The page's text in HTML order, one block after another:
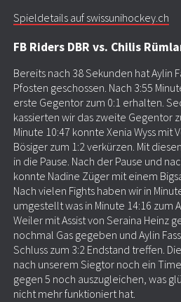
Spieldetails auf swissunihockey.ch
FB Riders DBR vs. Chilis
Bereits nach 38 Sekunden hat Aylin
Pfosten geschossen. Nach 3:55
erste Gegentor zum 0:1 erhalten.
kassierten wir das zweite Gegentor
Minute 10:47 konnte Xenia Wyss mit
Bösiger zum 1:2 verkürzen. Mit
in die Pause. Nach der Pause und
konnte Nadine Züger mit einem
Nach vielen Fights haben wir in
umgestellt was in Minute 14:16 zum
Weiler mit Assist von Seraina Heinz
nochmal Gas gegeben und Aylin
Schluss zum 3:2 Endstand treffen.
nach unserem Siegtor noch ein
gegen 5 noch auszugleichen, was
nicht mehr funktioniert hat.